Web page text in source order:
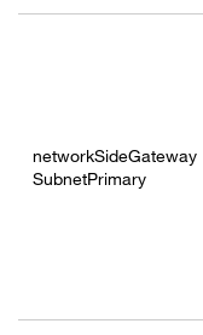
networkSideGateway
SubnetPrimary